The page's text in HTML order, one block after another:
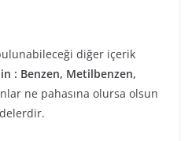
diğer içerik
: Benzen, Metilbenzen,
ne pahasına olursa olsun